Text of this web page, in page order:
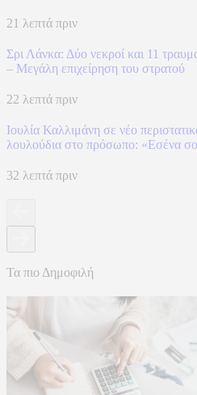
21 λεπτά πριν
Σρι Λάνκα: Δύο νεκροί και 11
– Μεγάλη επιχείρηση του στρατού
22 λεπτά πριν
Ιουλία Καλλιμάνη σε νέο
λουλούδια στο πρόσωπο: «Εσένα
32 λεπτά πριν
Τα πιο Δημοφιλή